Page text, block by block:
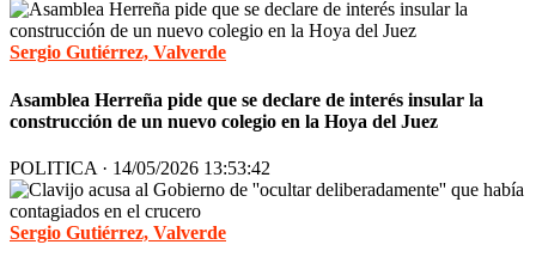
Sergio Gutiérrez, Valverde
Asamblea Herreña pide que se declare de interés insular la
construcción de un nuevo colegio en la Hoya del Juez
POLITICA · 14/05/2026 13:53:42
Sergio Gutiérrez, Valverde